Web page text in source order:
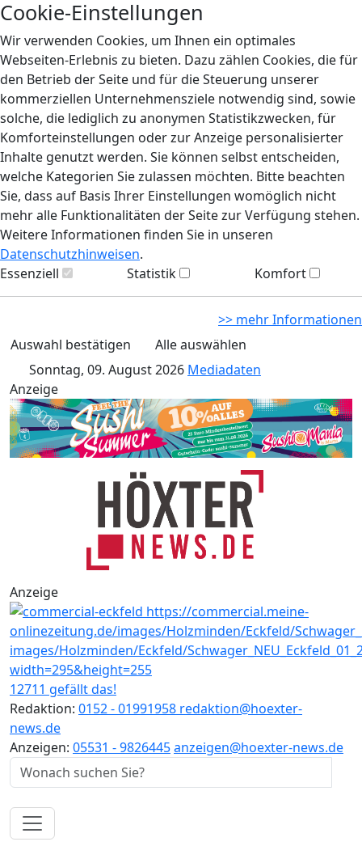
Cookie-Einstellungen
Wir verwenden Cookies, um Ihnen ein optimales
Webseiten-Erlebnis zu bieten. Dazu zählen Cookies, die für
den Betrieb der Seite und für die Steuerung unserer
kommerziellen Unternehmensziele notwendig sind, sowie
solche, die lediglich zu anonymen Statistikzwecken, für
Komforteinstellungen oder zur Anzeige personalisierter
Inhalte genutzt werden. Sie können selbst entscheiden,
welche Kategorien Sie zulassen möchten. Bitte beachten
Sie, dass auf Basis Ihrer Einstellungen womöglich nicht
mehr alle Funktionalitäten der Seite zur Verfügung stehen.
Weitere Informationen finden Sie in unseren
Datenschutzhinweisen.
Essenziell
Statistik Komfort
>> mehr Informationen
Auswahl bestätigen
Alle auswählen
Sonntag, 09. August 2026 Mediadaten
Anzeige
Anzeige
12711 gefällt das!
Redaktion: 0152 - 01991958 redaktion@hoexter-
news.de
Anzeigen: 05531 - 9826445anzeigen@hoexter-news.de